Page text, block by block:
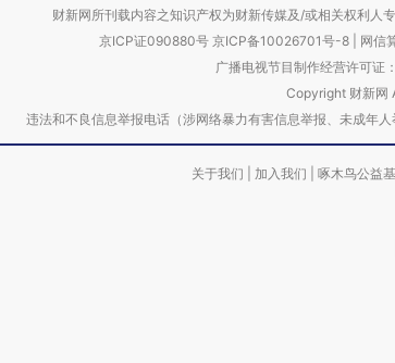
财新网所刊载内容之知识产权为财新传媒及/或相关权利人
京ICP证090880号 京ICP备10026701号-8 网信
广播电视节目制作经营许可证
Copyright 财新网
违法和不良信息举报电话（涉网络暴力有害信息举报、未成
关于我们 加入我们 啄木鸟公益